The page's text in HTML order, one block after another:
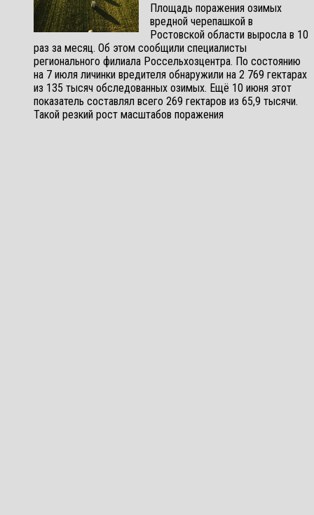
Площадь поражения озимых
вредной черепашкой в
Ростовской области выросла в 10
раз за месяц. Об этом сообщили специалисты
регионального филиала Россельхозцентра. По состоянию
на 7 июля личинки вредителя обнаружили на 2 769 гектарах
из 135 тысяч обследованных озимых. Ещё 10 июня этот
показатель составлял всего 269 гектаров из 65,9 тысячи.
Такой резкий рост масштабов поражения